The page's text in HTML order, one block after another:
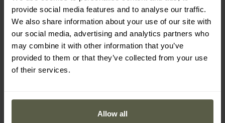
provide social media features and to analyse our traffic.
We also share information about your use of our site with
our social media, advertising and analytics partners who
may combine it with other information that you’ve
provided to them or that they’ve collected from your use
of their services.
Allow all
přezka typu Cobra
20 slotů MOLLE
vyztužená konstrukce
šířka vnějšího pásu: 50 mm
šířka vnitřního pásu: 40 mm
délka vnějšího pásu: 123 cm